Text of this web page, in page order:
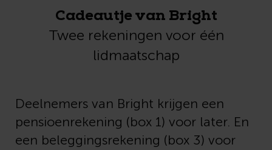
Cadeautje van Bright
Twee rekeningen voor één
lidmaatschap
Deelnemers van Bright krijgen een
pensioenrekening (box 1) voor later. En
een beleggingsrekening (box 3) voor